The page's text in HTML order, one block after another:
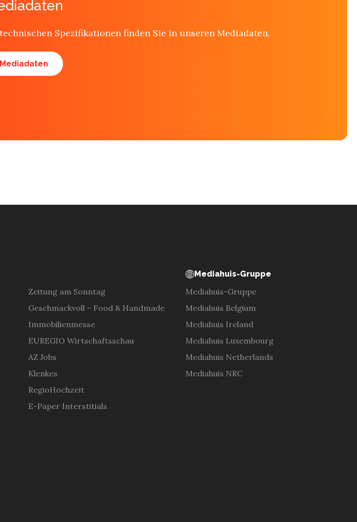
Spezifikationen finden Sie in unseren Mediadaten.
Mediadaten
Zeitung am Sonntag
Geschmackvoll – Food & Handmade
Immobilienmesse
EUREGIO Wirtschaftsschau
AZ Jobs
Klenkes
RegioHochzeit
E-Paper Interstitials
Mediahuis-Gruppe
Mediahuis-Gruppe
Mediahuis Belgium
Mediahuis Ireland
Mediahuis Luxembourg
Mediahuis Netherlands
Mediahuis NRC